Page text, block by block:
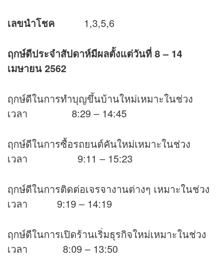
เลขนำโชค 1,3,5,6
ฤกษ์ดีประจำสัปดาห์มีผลตั้งแต่วันที่ 8 – 14
เมษายน 2562
ฤกษ์ดีในการทำบุญขึ้นบ้านใหม่เหมาะในช่วง
เวลา 8:29 – 14:45
ฤกษ์ดีในการซื้อรถยนต์คันใหม่เหมาะในช่วง
เวลา 9:11 – 15:23
ฤกษ์ดีในการติดต่อเจรจางานต่างๆ เหมาะในช่วง
เวลา 9:19 – 14:19
ฤกษ์ดีในการเปิดร้านเริ่มธุรกิจใหม่เหมาะในช่วง
เวลา 8:09 – 13:50